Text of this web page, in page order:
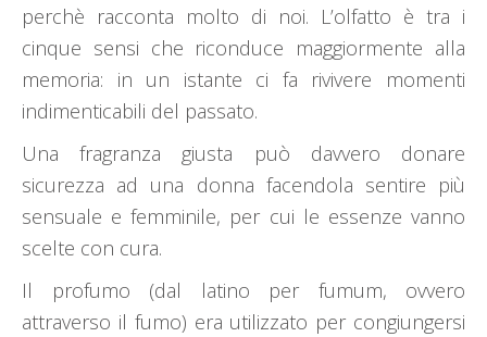
perchè racconta molto di noi. L’olfatto è tra i
cinque sensi che riconduce maggiormente alla
memoria: in un istante ci fa rivivere momenti
indimenticabili del passato.
Una fragranza giusta può davvero donare
sicurezza ad una donna facendola sentire più
sensuale e femminile, per cui le essenze vanno
scelte con cura.
Il profumo (dal latino per fumum, ovvero
attraverso il fumo) era utilizzato per congiungersi